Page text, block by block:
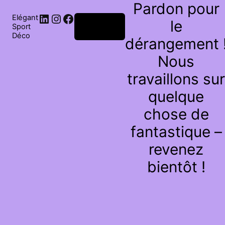
Elégant
Sport
Déco
Pardon pour
le
dérangement
Nous
travaillons sur
quelque
chose de
fantastique –
revenez
bientôt !